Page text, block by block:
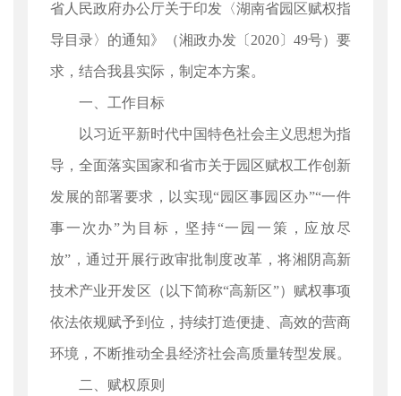
省人民政府办公厅关于印发〈湖南省园区赋权指
导目录〉的通知》（湘政办发〔2020〕49号）要
求，结合我县实际，制定本方案。
一、工作目标
以习近平新时代中国特色社会主义思想为指
导，全面落实国家和省市关于园区赋权工作创新
发展的部署要求，以实现“园区事园区办”“一件
事一次办”为目标，坚持“一园一策，应放尽
放”，通过开展行政审批制度改革，将湘阴高新
技术产业开发区（以下简称“高新区”）赋权事项
依法依规赋予到位，持续打造便捷、高效的营商
环境，不断推动全县经济社会高质量转型发展。
二、赋权原则